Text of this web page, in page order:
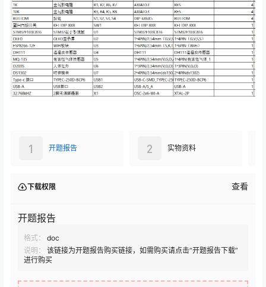
开题报告
1 实物资料
2
下载权限 查看
开题报告
格式：
doc
说明：
该链接为开题报告购买链接，如需购买请点击“开题报告下载”
进行购买